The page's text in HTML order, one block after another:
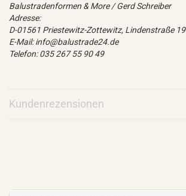
Balustradenformen & More / Gerd Schreiber
Adresse:
D-01561 Priestewitz-Zottewitz, Lindenstraße 19
E-Mail: info@balustrade24.de
Telefon: 035 267 55 90 49
Kundenrezensionen